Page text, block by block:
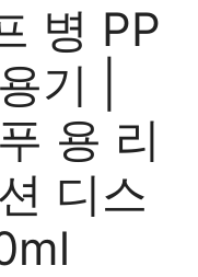
병 PP
기 |
용 리
디스